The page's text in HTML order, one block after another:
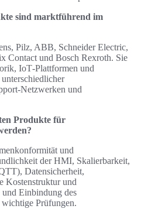
sind marktführend im
Pilz, ABB, Schneider Electric,
Contact und Bosch Rexroth. Sie
IoT‑Plattformen und
und
Produkte für
und
der HMI, Skalierbarkeit,
Datensicherheit,
Kostenstruktur und
Einbindung des
wichtige Prüfungen.